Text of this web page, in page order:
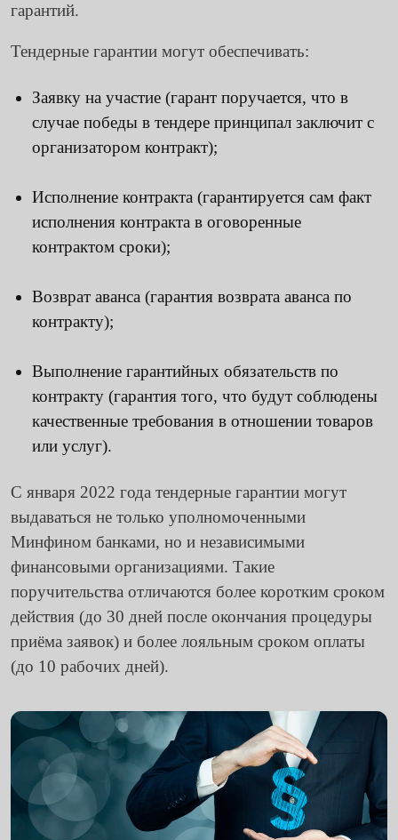
гарантий.
Тендерные гарантии могут обеспечивать:
Заявку на участие (гарант поручается, что в
случае победы в тендере принципал заключит с
организатором контракт);
Исполнение контракта (гарантируется сам факт
исполнения контракта в оговоренные
контрактом сроки);
Возврат аванса (гарантия возврата аванса по
контракту);
Выполнение гарантийных обязательств по
контракту (гарантия того, что будут соблюдены
качественные требования в отношении товаров
или услуг).
С января 2022 года тендерные гарантии могут
выдаваться не только уполномоченными
Минфином банками, но и независимыми
финансовыми организациями. Такие
поручительства отличаются более коротким сроком
действия (до 30 дней после окончания процедуры
приёма заявок) и более лояльным сроком оплаты
(до 10 рабочих дней).